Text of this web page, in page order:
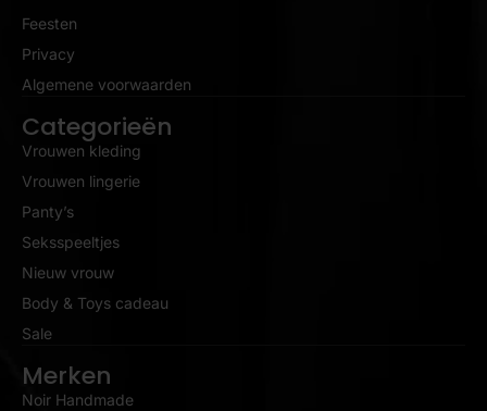
Feesten
Privacy
Algemene voorwaarden
Categorieën
Vrouwen kleding
Vrouwen lingerie
Panty’s
Seksspeeltjes
Nieuw vrouw
Body & Toys cadeau
Sale
Merken
Noir Handmade